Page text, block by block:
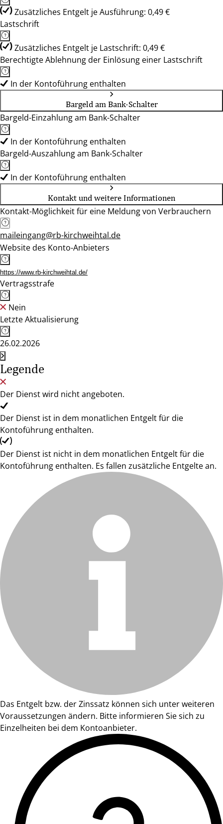
Zusätzliches Entgelt je Ausführung: 0,49 €
Lastschrift
Zusätzliches Entgelt je Lastschrift: 0,49 €
Berechtigte Ablehnung der Einlösung einer Lastschrift
In der Kontoführung enthalten
Bargeld am Bank-Schalter
Bargeld-Einzahlung am Bank-Schalter
In der Kontoführung enthalten
Bargeld-Auszahlung am Bank-Schalter
In der Kontoführung enthalten
Kontakt und weitere Informationen
Kontakt-Möglichkeit für eine Meldung von Verbrauchern
maileingang@rb-kirchweihtal.de
Website des Konto-Anbieters
https://www.rb-kirchweihtal.de/
Vertragsstrafe
Nein
Letzte Aktualisierung
26.02.2026
Legende
Der Dienst wird nicht angeboten.
Der Dienst ist in dem monatlichen Entgelt für die
Kontoführung enthalten.
Der Dienst ist nicht in dem monatlichen Entgelt für die
Kontoführung enthalten. Es fallen zusätzliche Entgelte an.
Das Entgelt bzw. der Zinssatz können sich unter weiteren
Voraussetzungen ändern. Bitte informieren Sie sich zu
Einzelheiten bei dem Kontoanbieter.